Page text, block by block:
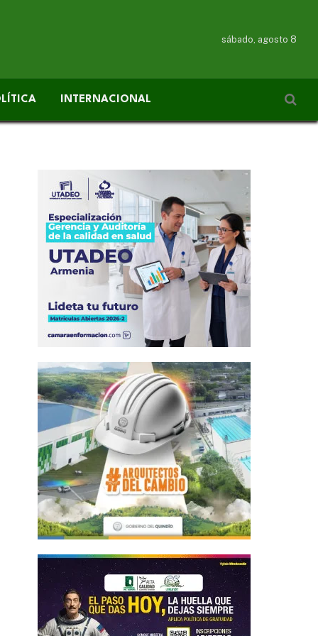
sábado, agosto 8
INTERNACIONAL